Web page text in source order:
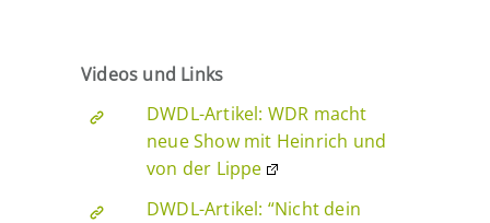
Videos und Links
DWDL-Artikel: WDR macht
neue Show mit Heinrich und
von der Lippe
DWDL-Artikel: “Nicht dein